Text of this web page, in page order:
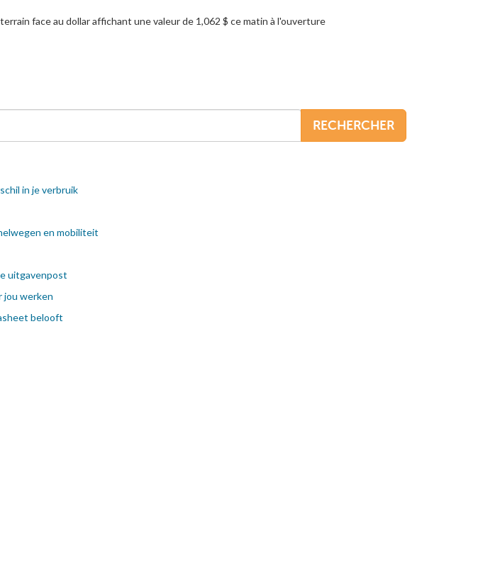
face au dollar affichant une valeur de 1,062 $ ce matin à l'ouverture
RECHERCHER
in je verbruik
en mobiliteit
uitgavenpost
jou werken
belooft